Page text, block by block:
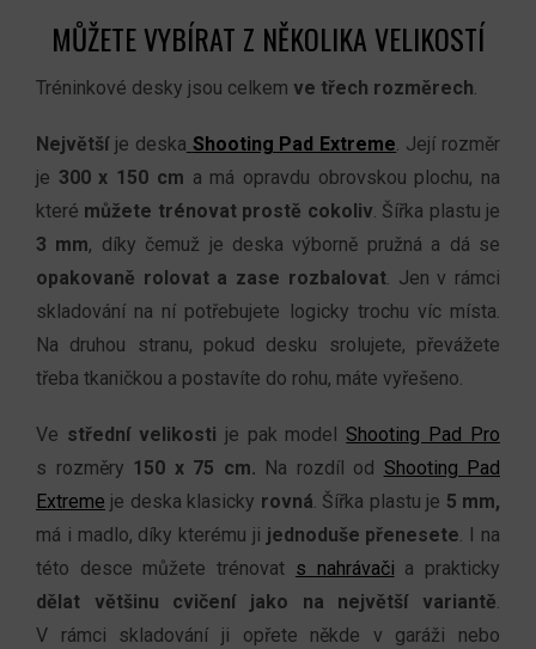
MŮŽETE VYBÍRAT Z NĚKOLIKA VELIKOSTÍ
Tréninkové desky jsou celkem ve třech rozměrech.
Největšíje deska Shooting Pad Extreme. Její rozměr
je 300 x 150 cm a má opravdu obrovskou plochu, na
které můžete trénovat prostě cokoliv. Šířka plastu je
3 mm, díky čemuž je deska výborně pružná a dá se
opakovaně rolovat a zase rozbalovat. Jen v rámci
skladování na ní potřebujete logicky trochu víc místa.
Na druhou stranu, pokud desku srolujete, převážete
třeba tkaničkou a postavíte do rohu, máte vyřešeno.
Ve střední velikosti je pak model Shooting Pad Pro
s rozměry 150 x 75 cm. Na rozdíl od Shooting Pad
Extreme je deska klasicky rovná. Šířka plastu je 5 mm,
má i madlo, díky kterému ji jednoduše přenesete. I na
této desce můžete trénovat s nahrávači a prakticky
dělat většinu cvičení jako na největší variantě.
V rámci skladování ji opřete někde v garáži nebo